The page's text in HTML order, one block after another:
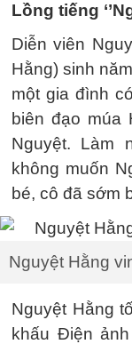
Lồng tiếng
Diễn viên
Hằng) sinh
một gia đình
biên đạo múa
Nguyệt. Làm
không muốn
bé, cô đã sớm
Nguyệt Hằng
Nguyệt Hằng
khấu Điện